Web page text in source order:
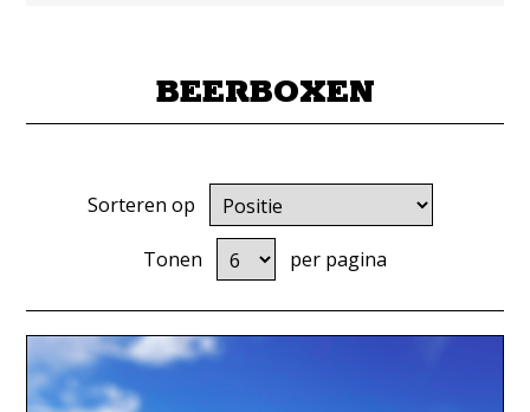
BEERBOXEN
Sorteren op
Tonen per pagina